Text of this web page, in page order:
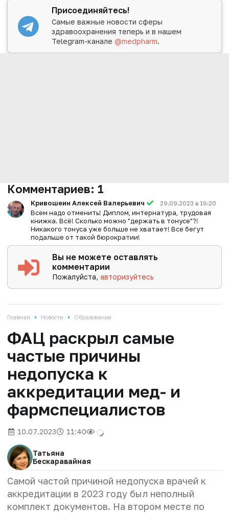
Присоединяйтесь!
Самые важные новости сферы
здравоохранения теперь и в нашем
Telegram-канале@medpharm.
Комментариев: 1
Кривошеин Алексей Валерьевич 29.09.2023 в 16:20
Всем надо отменить! Диплом, интернатура, трудовая
книжка. Всё! Сколько можно "держать в тонусе"?!
Никакого тонуса уже больше не хватает! Все бегут
подальше от такой бюрократии!
Вы не можете оставлять
комментарии
Пожалуйста,авторизуйтесь
Главная • Новости • Образование
ФАЦ раскрыл самые
частые причины
недопуска к
аккредитации мед- и
фармспециалистов
10.07.2023 11:40
Татьяна
Бескаравайная
Самой частой причиной недопуска врачей к
аккредитации в 2023 году был неполный
комплект документов. На втором месте по